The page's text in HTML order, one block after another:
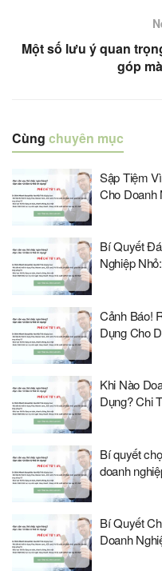
Một số lưu ý quan
góp
Cùng chuyên mục
Sập Tiệm
Cho Doanh
Bí Quyết
Nghiệp
Cảnh Báo!
Dụng Cho
Khi Nào
Dụng? Chi
Bí quyết
doanh
Bí Quyết
Doanh